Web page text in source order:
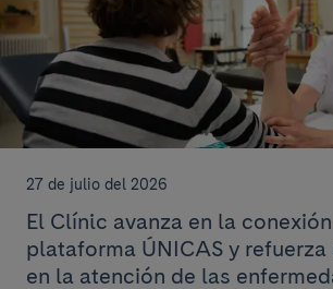
27 de julio del 2026
El Clínic avanza en la
plataforma ÚNICAS y
en la atención de las